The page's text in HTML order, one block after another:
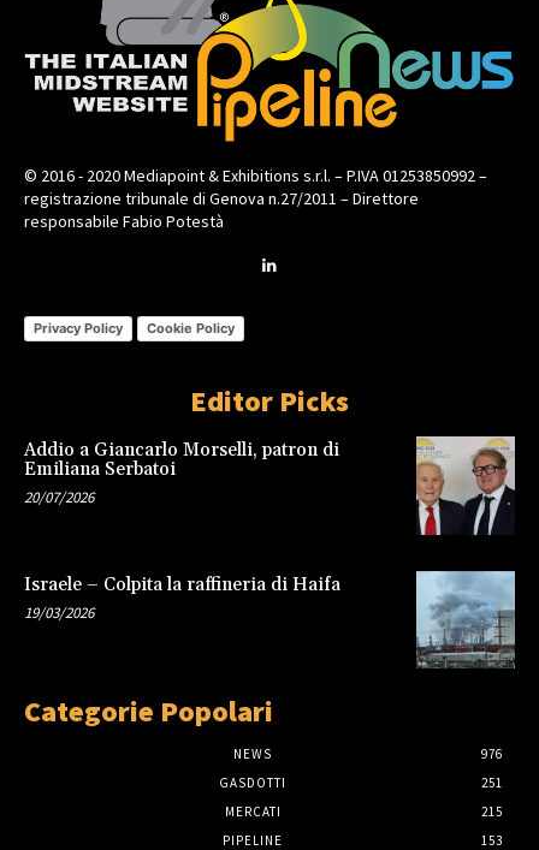
© 2016 - 2020 Mediapoint & Exhibitions s.r.l. – P.IVA 01253850992 –
registrazione tribunale di Genova n.27/2011 – Direttore
responsabile Fabio Potestà
Privacy Policy Cookie Policy
Editor Picks
Addio a Giancarlo Morselli, patron di
Emiliana Serbatoi
20/07/2026
Israele – Colpita la raffineria di Haifa
19/03/2026
Categorie Popolari
NEWS
976
GASDOTTI
251
MERCATI
215
PIPELINE
153